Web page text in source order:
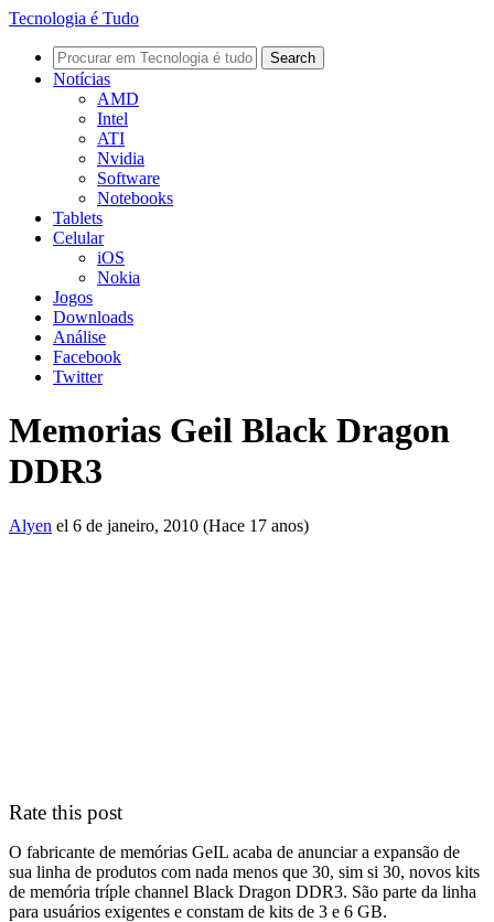
Tecnologia é Tudo
Notícias
AMD
Intel
ATI
Nvidia
Software
Notebooks
Tablets
Celular
iOS
Nokia
Jogos
Downloads
Análise
Facebook
Twitter
Memorias Geil Black Dragon
DDR3
Alyen el 6 de janeiro, 2010 (Hace 17 anos)
Rate this post
O fabricante de memórias GeIL acaba de anunciar a expansão de
sua linha de produtos com nada menos que 30, sim si 30, novos kits
de memória tríple channel Black Dragon DDR3. São parte da linha
para usuários exigentes e constam de kits de 3 e 6 GB.